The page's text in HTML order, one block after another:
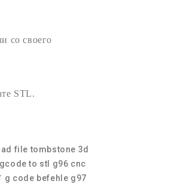
со своего
STL.
file tombstone 3d
gcode to stl
g96 cnc
g code befehle g97